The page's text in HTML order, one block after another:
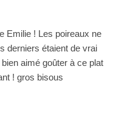
Emilie ! Les poireaux ne
derniers étaient de vrai
aimé goûter à ce plat
! gros bisous